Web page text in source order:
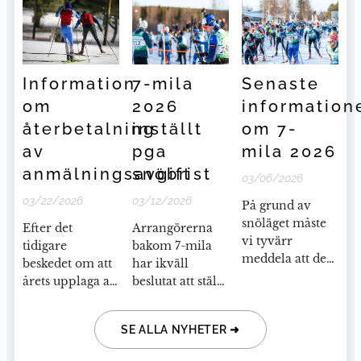
Information
om
återbetalning
av
anmälningsavgift
03/22/2026
Efter det
tidigare
beskedet om att
årets upplaga av
har styrelsen nu
7-mila
2026
inställt
pga
snöbrist
03/12/2026
Arrangörerna
bakom 7-mila
har ikväll
beslutat att ställa
fattats efter en
vecka med
Senaste
om 7-
mila 2026
03/06/2026
På grund av
snöläget måste
vi tyvärr
meddela att det
sträckningen
mellan Vindeln-
Robertsfors inte
SE ALLA NYHETER ➜